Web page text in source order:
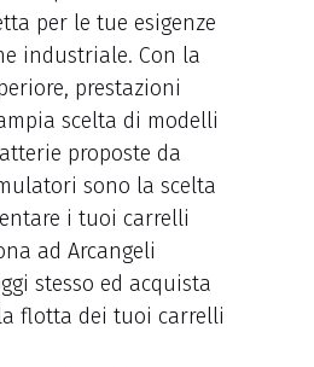
per le tue esigenze
industriale. Con la
prestazioni
scelta di modelli
proposte da
sono la scelta
i tuoi carrelli
ad Arcangeli
stesso ed acquista
flotta dei tuoi carrelli